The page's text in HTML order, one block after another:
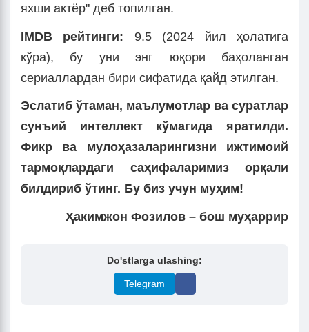
яхши актёр" деб топилган.
IMDB рейтинги: 9.5 (2024 йил ҳолатига
кўра), бу уни энг юқори баҳоланган
сериаллардан бири сифатида қайд этилган.
Эслатиб ўтаман, маълумотлар ва суратлар
сунъий интеллект кўмагида яратилди.
Фикр ва мулоҳазаларингизни ижтимоий
тармоқлардаги саҳифаларимиз орқали
билдириб ўтинг. Бу биз учун муҳим!
Ҳакимжон Фозилов – бош муҳаррир
Do'stlarga ulashing:
Telegram